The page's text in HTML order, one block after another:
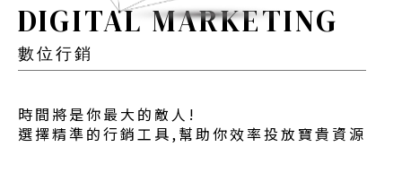
DIGITAL MARKETING
數位行銷
時間將是你最大的敵人!
選擇精準的行銷工具,幫助你效率投放寶貴資源